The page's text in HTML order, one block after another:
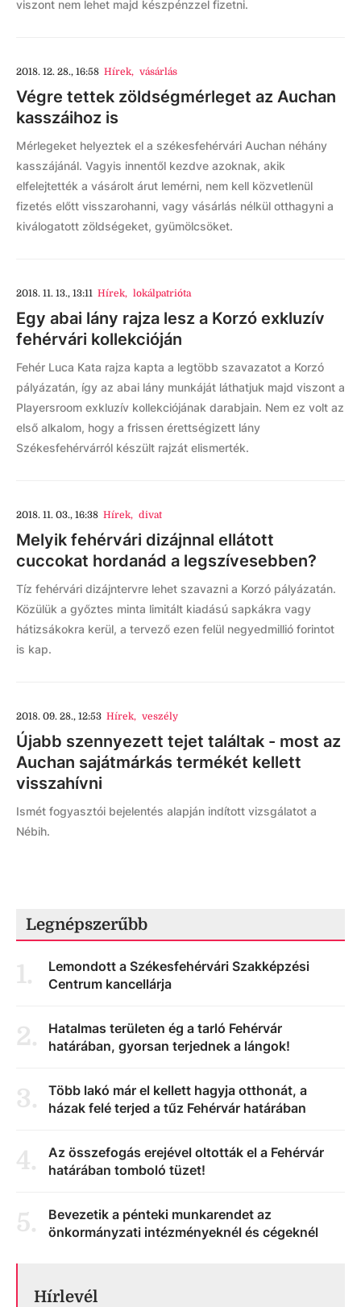
viszont nem lehet majd készpénzzel fizetni.
2018. 12. 28., 16:58 Hírek, vásárlás
Végre tettek zöldségmérleget az Auchan
kasszáihoz is
Mérlegeket helyeztek el a székesfehérvári Auchan néhány
kasszájánál. Vagyis innentől kezdve azoknak, akik
elfelejtették a vásárolt árut lemérni, nem kell közvetlenül
fizetés előtt visszarohanni, vagy vásárlás nélkül otthagyni a
kiválogatott zöldségeket, gyümölcsöket.
2018. 11. 13., 13:11 Hírek, lokálpatrióta
Egy abai lány rajza lesz a Korzó exkluzív
fehérvári kollekcióján
Fehér Luca Kata rajza kapta a legtöbb szavazatot a Korzó
pályázatán, így az abai lány munkáját láthatjuk majd viszont a
Playersroom exkluzív kollekciójának darabjain. Nem ez volt az
első alkalom, hogy a frissen érettségizett lány
Székesfehérvárról készült rajzát elismerték.
2018. 11. 03., 16:38 Hírek, divat
Melyik fehérvári dizájnnal ellátott
cuccokat hordanád a legszívesebben?
Tíz fehérvári dizájntervre lehet szavazni a Korzó pályázatán.
Közülük a győztes minta limitált kiadású sapkákra vagy
hátizsákokra kerül, a tervező ezen felül negyedmillió forintot
is kap.
2018. 09. 28., 12:53 Hírek, veszély
Újabb szennyezett tejet találtak - most az
Auchan sajátmárkás termékét kellett
visszahívni
Ismét fogyasztói bejelentés alapján indított vizsgálatot a
Nébih.
Legnépszerűbb
1.
Lemondott a Székesfehérvári Szakképzési
Centrum kancellárja
2.
Hatalmas területen ég a tarló Fehérvár
határában, gyorsan terjednek a lángok!
3.
Több lakó már el kellett hagyja otthonát, a
házak felé terjed a tűz Fehérvár határában
4.
Az összefogás erejével oltották el a Fehérvár
határában tomboló tüzet!
5.
Bevezetik a pénteki munkarendet az
önkormányzati intézményeknél és cégeknél
Hírlevél